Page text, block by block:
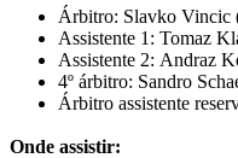
Árbitro: Slavko Vincic
Assistente 1: Tomaz
Assistente 2: Andraz
4º árbitro: Sandro
Árbitro assistente
Onde assistir: